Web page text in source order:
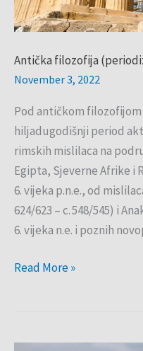
Antička filozofija
November 3, 2022
Pod antičkom
hiljadugodišnji period
rimskih mislilaca na
Egipta, Sjeverne Afrike i
6. vijeka p.n.e., od
624/623 – c. 548/545) i
6. vijeka n.e. i poznih
Read More »